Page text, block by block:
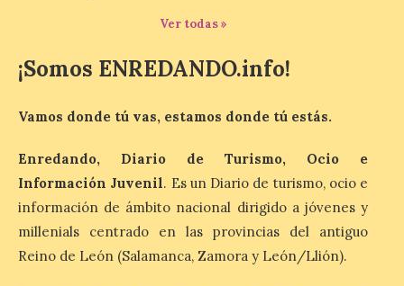
reúne una selección de
viajes, que se suceden al ritmo de un
Patrimonio Nacional
cancela la temporada de
fuentes de La Granja ante
la escasez de agua
6 Ago 2026
Ver todas »
¡Somos ENREDANDO.info!
Vamos donde tú vas, estamos donde tú estás.
Enredando, Diario de Turismo, Ocio e
Información Juvenil. Es un Diario de turismo, ocio e
información de ámbito nacional dirigido a jóvenes y
millenials centrado en las provincias del antiguo
Reino de León (Salamanca, Zamora y León/Llión).